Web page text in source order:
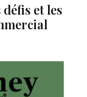
et les